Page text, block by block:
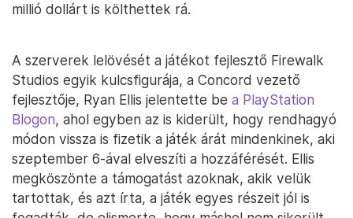
millió dollárt is költhettek rá.
A szerverek lelövését a játékot fejlesztő Firewalk
Studios egyik kulcsfigurája, a Concord vezető
fejlesztője, Ryan Ellis jelentette be a PlayStation
Blogon, ahol egyben az is kiderült, hogy rendhagyó
módon vissza is fizetik a játék árát mindenkinek, aki
szeptember 6-ával elveszíti a hozzáférését. Ellis
megköszönte a támogatást azoknak, akik velük
tartottak, és azt írta, a játék egyes részeit jól is